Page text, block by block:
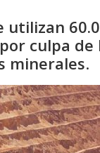
utilizan
culpa de
minerales.